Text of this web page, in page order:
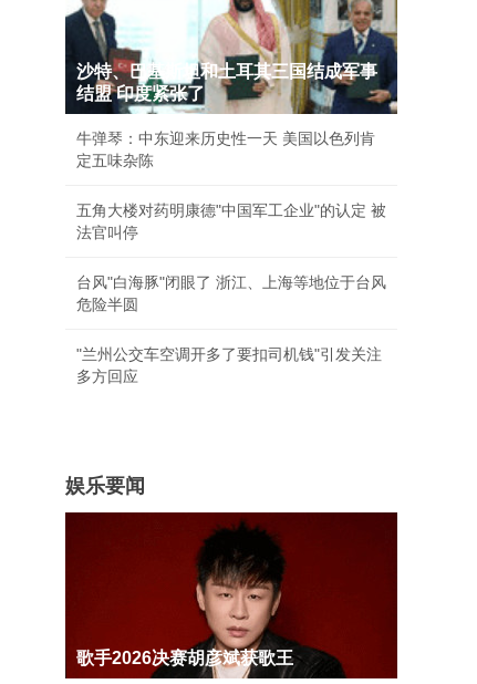
沙特、巴基斯坦和土耳其三国结成军事
结盟 印度紧张了
牛弹琴：中东迎来历史性一天 美国以色列肯
定五味杂陈
五角大楼对药明康德"中国军工企业"的认定 被
法官叫停
台风"白海豚"闭眼了 浙江、上海等地位于台风
危险半圆
"兰州公交车空调开多了要扣司机钱"引发关注
多方回应
娱乐要闻
歌手2026决赛胡彦斌获歌王